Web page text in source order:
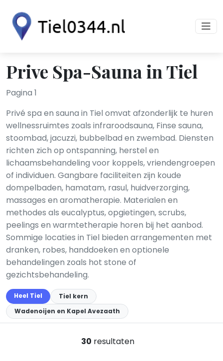
Prive Spa-Sauna in Tiel
Pagina 1
Privé spa en sauna in Tiel omvat afzonderlijk te huren
wellnessruimtes zoals infraroodsauna, Finse sauna,
stoombad, jacuzzi, bubbelbad en zwembad. Diensten
richten zich op ontspanning, herstel en
lichaamsbehandeling voor koppels, vriendengroepen
of individuen. Gangbare faciliteiten zijn koude
dompelbaden, hamatam, rasul, huidverzorging,
massages en aromatherapie. Materialen en
methodes als eucalyptus, opgietingen, scrubs,
peelings en warmtetherapie horen bij het aanbod.
Sommige locaties in Tiel bieden arrangementen met
dranken, robes, handdoeken en optionele
behandelingen zoals hot stone of
gezichtsbehandeling.
Heel Tiel
Tiel kern
Wadenoijen en Kapel Avezaath
30 resultaten